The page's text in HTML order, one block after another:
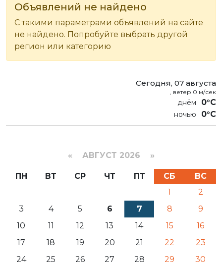
Объявлений не найдено
С такими параметрами объявлений на сайте
не найдено. Попробуйте выбрать другой
регион или категорию
Сегодня, 07 августа
, ветер 0 м/сек
0°C
0°C
« АВГУСТ 2026 »
ПН ВТ СР ЧТ ПТ СБ
ВС
1
2
3
4 5 6 7 8
9
10
11 12 13 14 15
16
17
18 19 20 21 22
23
24
25 26 27 28 29
30